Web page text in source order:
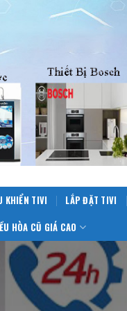
KHIỂN TIVI LẮP ĐẶT TIVI
HÒA CŨ GIÁ CAO